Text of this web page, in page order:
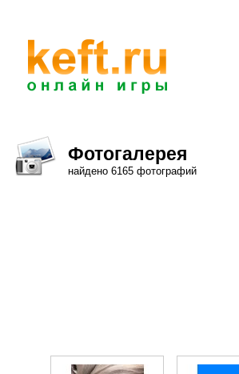
Фотогалерея
найдено 6165 фотографий